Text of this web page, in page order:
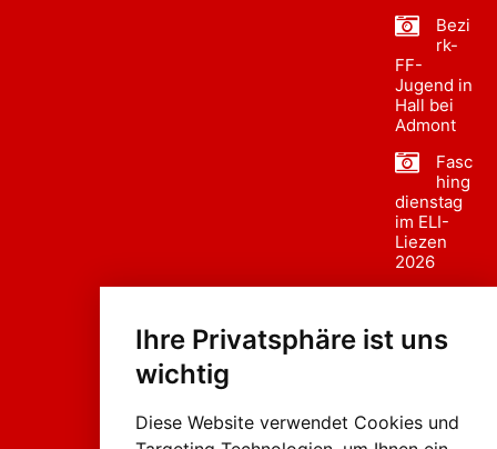
Ihre Privatsphäre ist uns
wichtig
Diese Website verwendet Cookies und
Bezi
rk-
FF-
Jugend in
Hall bei
Admont
Fasc
hing
dienstag
im ELI-
Liezen
2026
sumzug
Liezen